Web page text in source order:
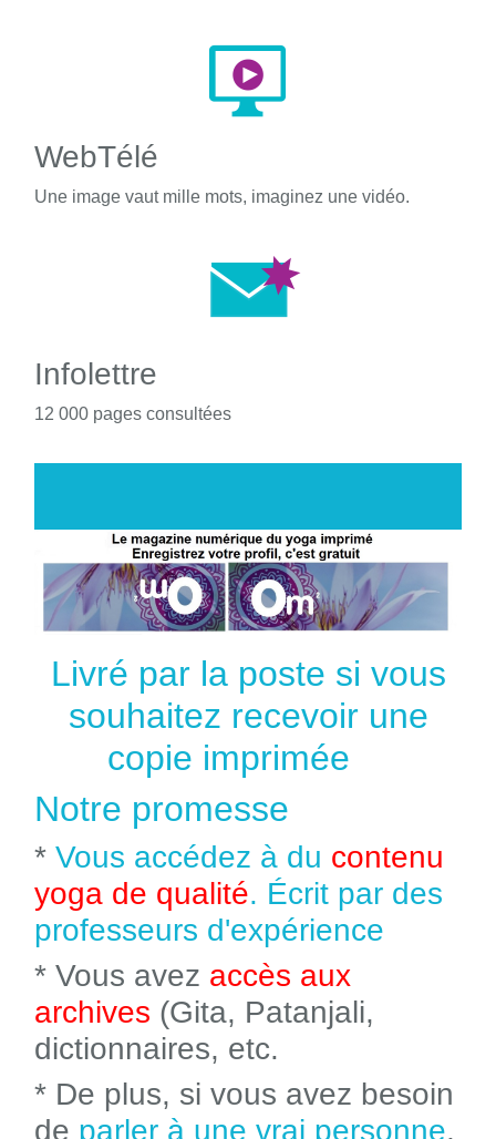
WebTélé
Une image vaut mille mots, imaginez une vidéo.
Infolettre
12 000 pages consultées
Livré par la poste si vous
souhaitez recevoir une
copie imprimée
Notre promesse
* Vous accédez à du contenu
yoga de qualité. Écrit par des
professeurs d'expérience
* Vous avez accès aux
archives (Gita, Patanjali,
dictionnaires, etc.
* De plus, si vous avez besoin
de parler à une vrai personne,